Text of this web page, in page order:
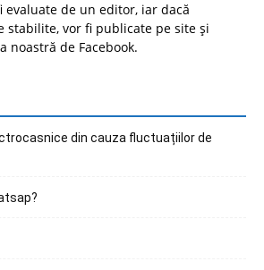
evaluate de un editor, iar dacă
stabilite, vor fi publicate pe site și
noastră de Facebook.
din cauza fluctuațiilor de